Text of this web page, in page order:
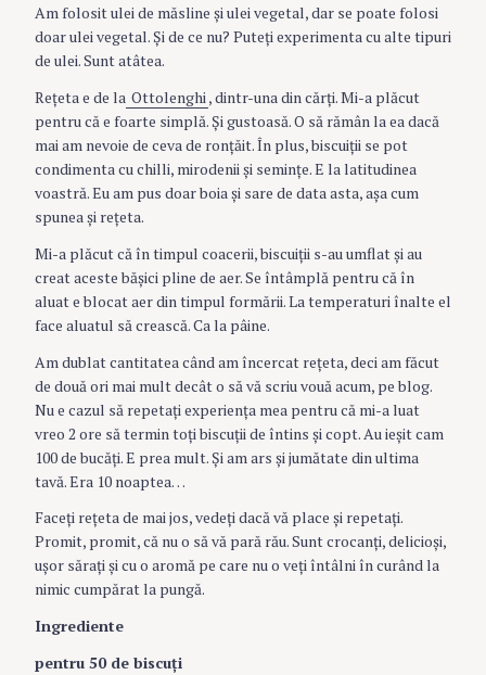
Am folosit ulei de măsline şi ulei vegetal, dar se poate folosi
doar ulei vegetal. Şi de ce nu? Puteţi experimenta cu alte tipuri
de ulei. Sunt atâtea.
Reţeta e de la Ottolenghi , dintr-una din cărţi. Mi-a plăcut
pentru că e foarte simplă. Şi gustoasă. O să rămân la ea dacă
mai am nevoie de ceva de ronţăit. În plus, biscuiţii se pot
condimenta cu chilli, mirodenii şi seminţe. E la latitudinea
voastră. Eu am pus doar boia şi sare de data asta, aşa cum
spunea şi reţeta.
Mi-a plăcut că în timpul coacerii, biscuiţii s-au umflat şi au
creat aceste băşici pline de aer. Se întâmplă pentru că în
aluat e blocat aer din timpul formării. La temperaturi înalte el
face aluatul să crească. Ca la pâine.
Am dublat cantitatea când am încercat reţeta, deci am făcut
de două ori mai mult decât o să vă scriu vouă acum, pe blog.
Nu e cazul să repetaţi experienţa mea pentru că mi-a luat
vreo 2 ore să termin toţi biscuţii de întins şi copt. Au ieşit cam
100 de bucăţi. E prea mult. Şi am ars şi jumătate din ultima
tavă. Era 10 noaptea…
Faceţi reţeta de mai jos, vedeţi dacă vă place şi repetaţi.
Promit, promit, că nu o să vă pară rău. Sunt crocanţi, delicioşi,
uşor săraţi şi cu o aromă pe care nu o veţi întâlni în curând la
nimic cumpărat la pungă.
Ingrediente
pentru 50 de biscuţi